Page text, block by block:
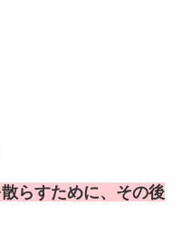
らすために、その後